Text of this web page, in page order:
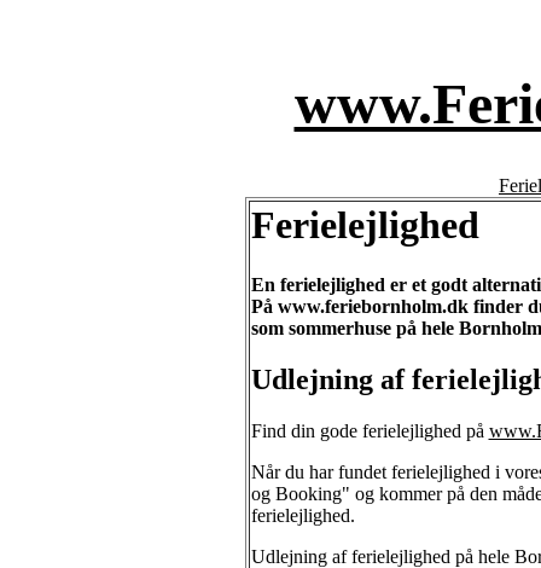
Ferielejlighed
En ferielejlighed er et godt
På www.feriebornholm.dk finder
som sommerhuse på hele Bornholm
Udlejning af
Find din gode ferielejlighed på
Når du har fundet ferielejlighed i
og Booking" og kommer på den
ferielejlighed.
Udlejning af ferielejlighed på hele